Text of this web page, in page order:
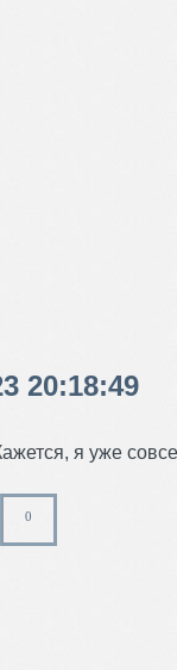
20:18:49
я уже
0